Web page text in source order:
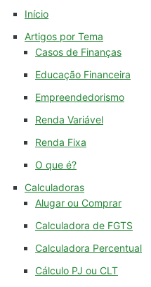
Início
Artigos por Tema
Casos de Finanças
Educação Financeira
Empreendedorismo
Renda Variável
Renda Fixa
O que é?
Calculadoras
Alugar ou Comprar
Calculadora de FGTS
Calculadora Percentual
Cálculo PJ ou CLT